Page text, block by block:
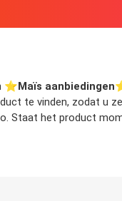
⭐️Maïs aanbiedingen
te vinden, zodat u
Staat het product